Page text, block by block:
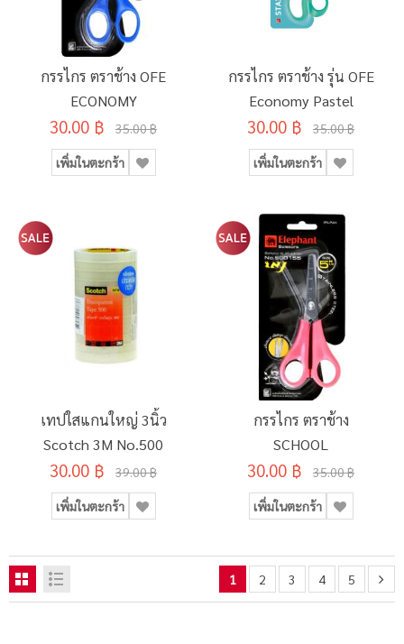
กรรไกร ตราช้าง OFE
ECONOMY
30.00 ฿ 35.00 ฿
เพิ่มในตะกร้า
กรรไกร ตราช้าง รุ่น OFE
Economy Pastel
30.00 ฿ 35.00 ฿
เพิ่มในตะกร้า
เทปใสแกนใหญ่ 3นิ้ว
Scotch 3M No.500
30.00 ฿ 39.00 ฿
เพิ่มในตะกร้า
กรรไกร ตราช้าง
SCHOOL
30.00 ฿ 35.00 ฿
เพิ่มในตะกร้า
1 2 3 4 5